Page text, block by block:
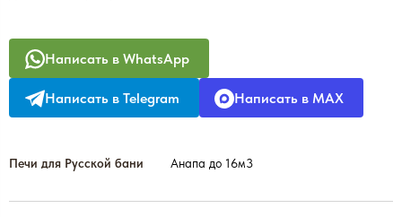
Написать в WhatsApp
Написать в Telegram Написать в MAX
Печи для Русской бани Анапа до 16м3